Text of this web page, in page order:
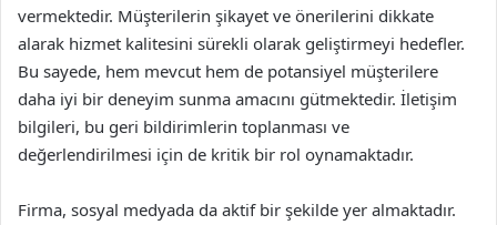
vermektedir. Müşterilerin şikayet ve önerilerini dikkate
alarak hizmet kalitesini sürekli olarak geliştirmeyi hedefler.
Bu sayede, hem mevcut hem de potansiyel müşterilere
daha iyi bir deneyim sunma amacını gütmektedir. İletişim
bilgileri, bu geri bildirimlerin toplanması ve
değerlendirilmesi için de kritik bir rol oynamaktadır.
Firma, sosyal medyada da aktif bir şekilde yer almaktadır.